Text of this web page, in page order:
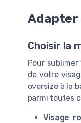
Adapter
Choisir la
Pour
de votre
oversize à la
parmi toutes
Visage